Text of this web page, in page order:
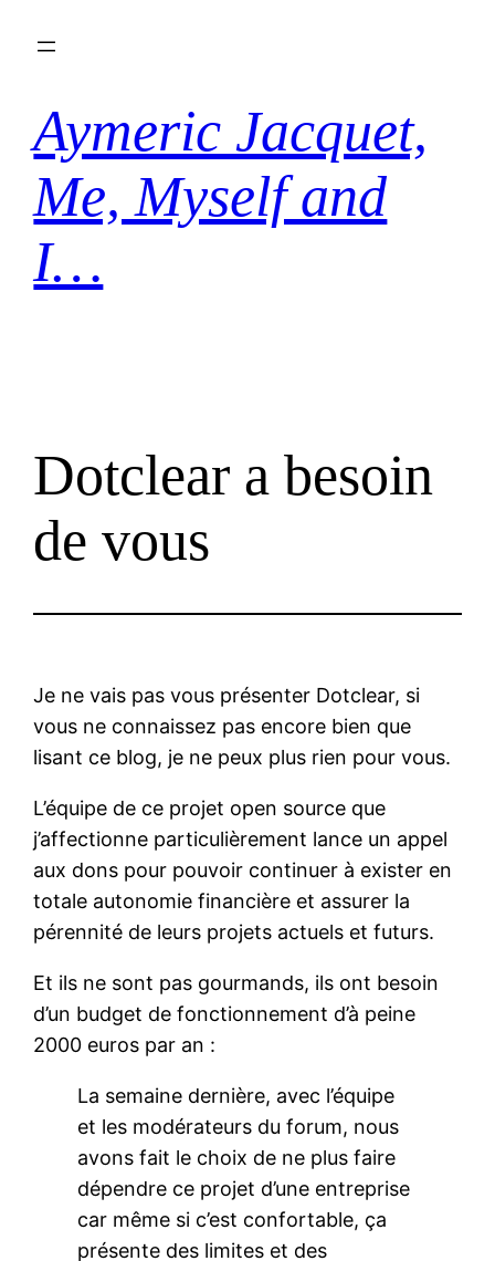
Aymeric Jacquet,
Me, Myself and
I…
Dotclear a besoin
de vous
Je ne vais pas vous présenter Dotclear, si
vous ne connaissez pas encore bien que
lisant ce blog, je ne peux plus rien pour vous.
L’équipe de ce projet open source que
j’affectionne particulièrement lance un appel
aux dons pour pouvoir continuer à exister en
totale autonomie financière et assurer la
pérennité de leurs projets actuels et futurs.
Et ils ne sont pas gourmands, ils ont besoin
d’un budget de fonctionnement d’à peine
2000 euros par an :
La semaine dernière, avec l’équipe
et les modérateurs du forum, nous
avons fait le choix de ne plus faire
dépendre ce projet d’une entreprise
car même si c’est confortable, ça
présente des limites et des